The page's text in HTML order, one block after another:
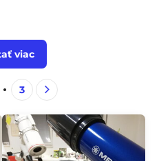
a 114mm, 127mm, 130mm
viac
3